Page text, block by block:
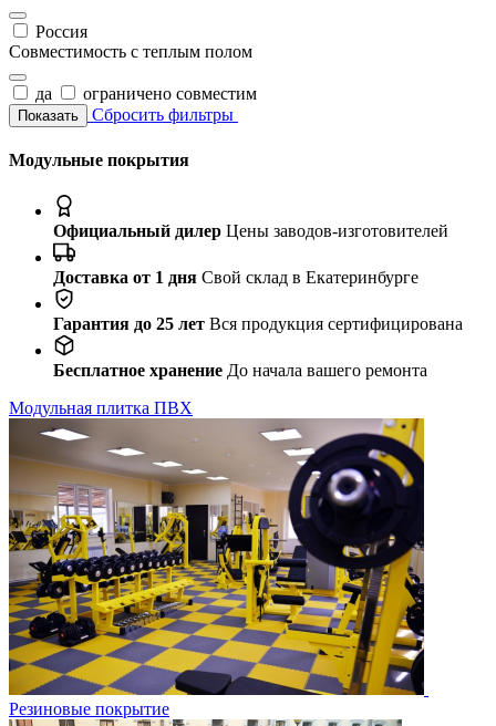
Россия
Совместимость с теплым полом
да ограничено совместим
Показать Сбросить фильтры
Модульные покрытия
Официальный дилер Цены заводов-изготовителей
Доставка от 1 дня Свой склад в Екатеринбурге
Гарантия до 25 лет Вся продукция сертифицирована
Бесплатное хранение До начала вашего ремонта
Модульная плитка ПВХ
Резиновые покрытие